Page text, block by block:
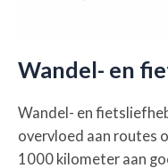
Wandel- en
Wandel- en
overvloed aan routes
1000 kilometer aan